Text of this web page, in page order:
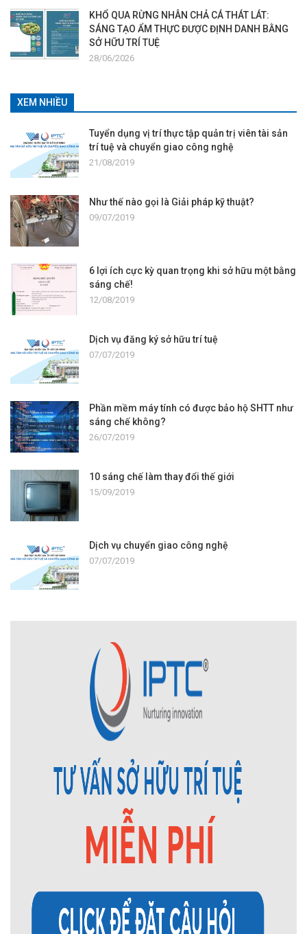
KHỔ QUA RỪNG NHÂN CHẢ CÁ THÁT LÁT:
SÁNG TẠO ẨM THỰC ĐƯỢC ĐỊNH DANH BẰNG
SỞ HỮU TRÍ TUỆ
28/06/2026
XEM NHIỀU
Tuyển dụng vị trí thực tập quản trị viên tài sản
trí tuệ và chuyển giao công nghệ
21/08/2019
Như thế nào gọi là Giải pháp kỹ thuật?
09/07/2019
6 lợi ích cực kỳ quan trọng khi sở hữu một bằng
sáng chế!
12/08/2019
Dịch vụ đăng ký sở hữu trí tuệ
07/07/2019
Phần mềm máy tính có được bảo hộ SHTT như
sáng chế không?
26/07/2019
10 sáng chế làm thay đổi thế giới
15/09/2019
Dịch vụ chuyển giao công nghệ
07/07/2019